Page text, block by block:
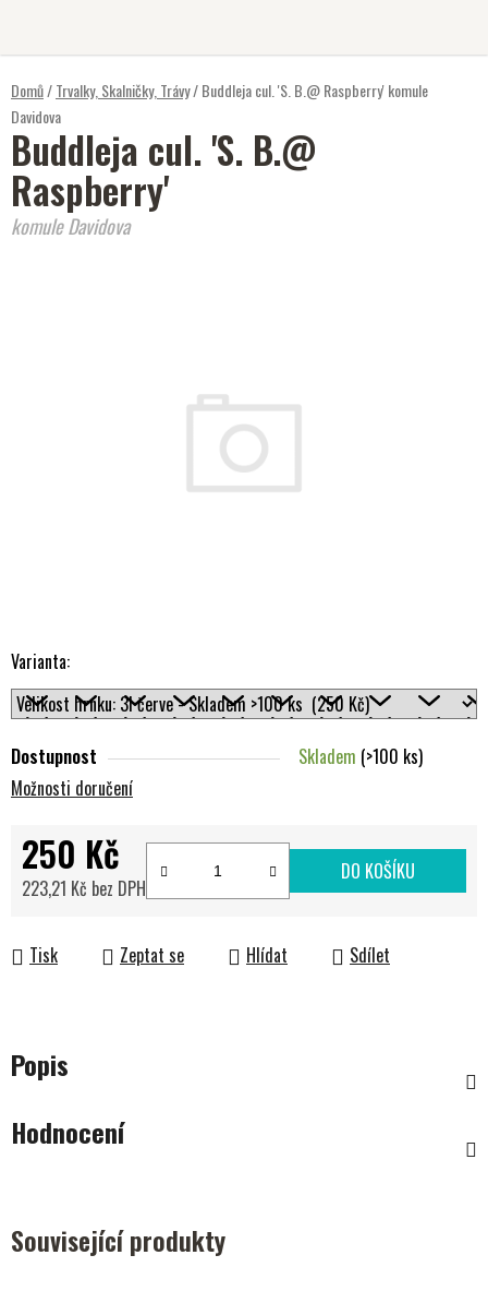
Domů/Trvalky, Skalničky, Trávy/Buddleja cul. 'S. B.@ Raspberry'komule
Davidova
Varianta:
Dostupnost Skladem (>100 ks)
Možnosti doručení
250 Kč
223,21 Kč bez DPH
DO KOŠÍKU
Tisk Zeptat se Hlídat Sdílet
Buddleja cul. 'S. B.@
Raspberry'
komule Davidova
Popis
Hodnocení
Související produkty